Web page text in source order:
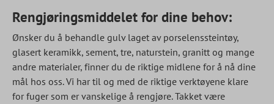
Rengjøringsmiddelet for dine behov:
Ønsker du å behandle gulv laget av porselenssteintøy,
glasert keramikk, sement, tre, naturstein, granitt og mange
andre materialer, finner du de riktige midlene for å nå dine
mål hos oss. Vi har til og med de riktige verktøyene klare
for fuger som er vanskelige å rengjøre. Takket være